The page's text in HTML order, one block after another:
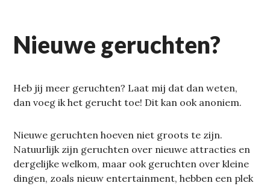
Nieuwe geruchten?
Heb jij meer geruchten? Laat mij dat dan weten,
dan voeg ik het gerucht toe! Dit kan ook anoniem.
Nieuwe geruchten hoeven niet groots te zijn.
Natuurlijk zijn geruchten over nieuwe attracties en
dergelijke welkom, maar ook geruchten over kleine
dingen, zoals nieuw entertainment, hebben een plek